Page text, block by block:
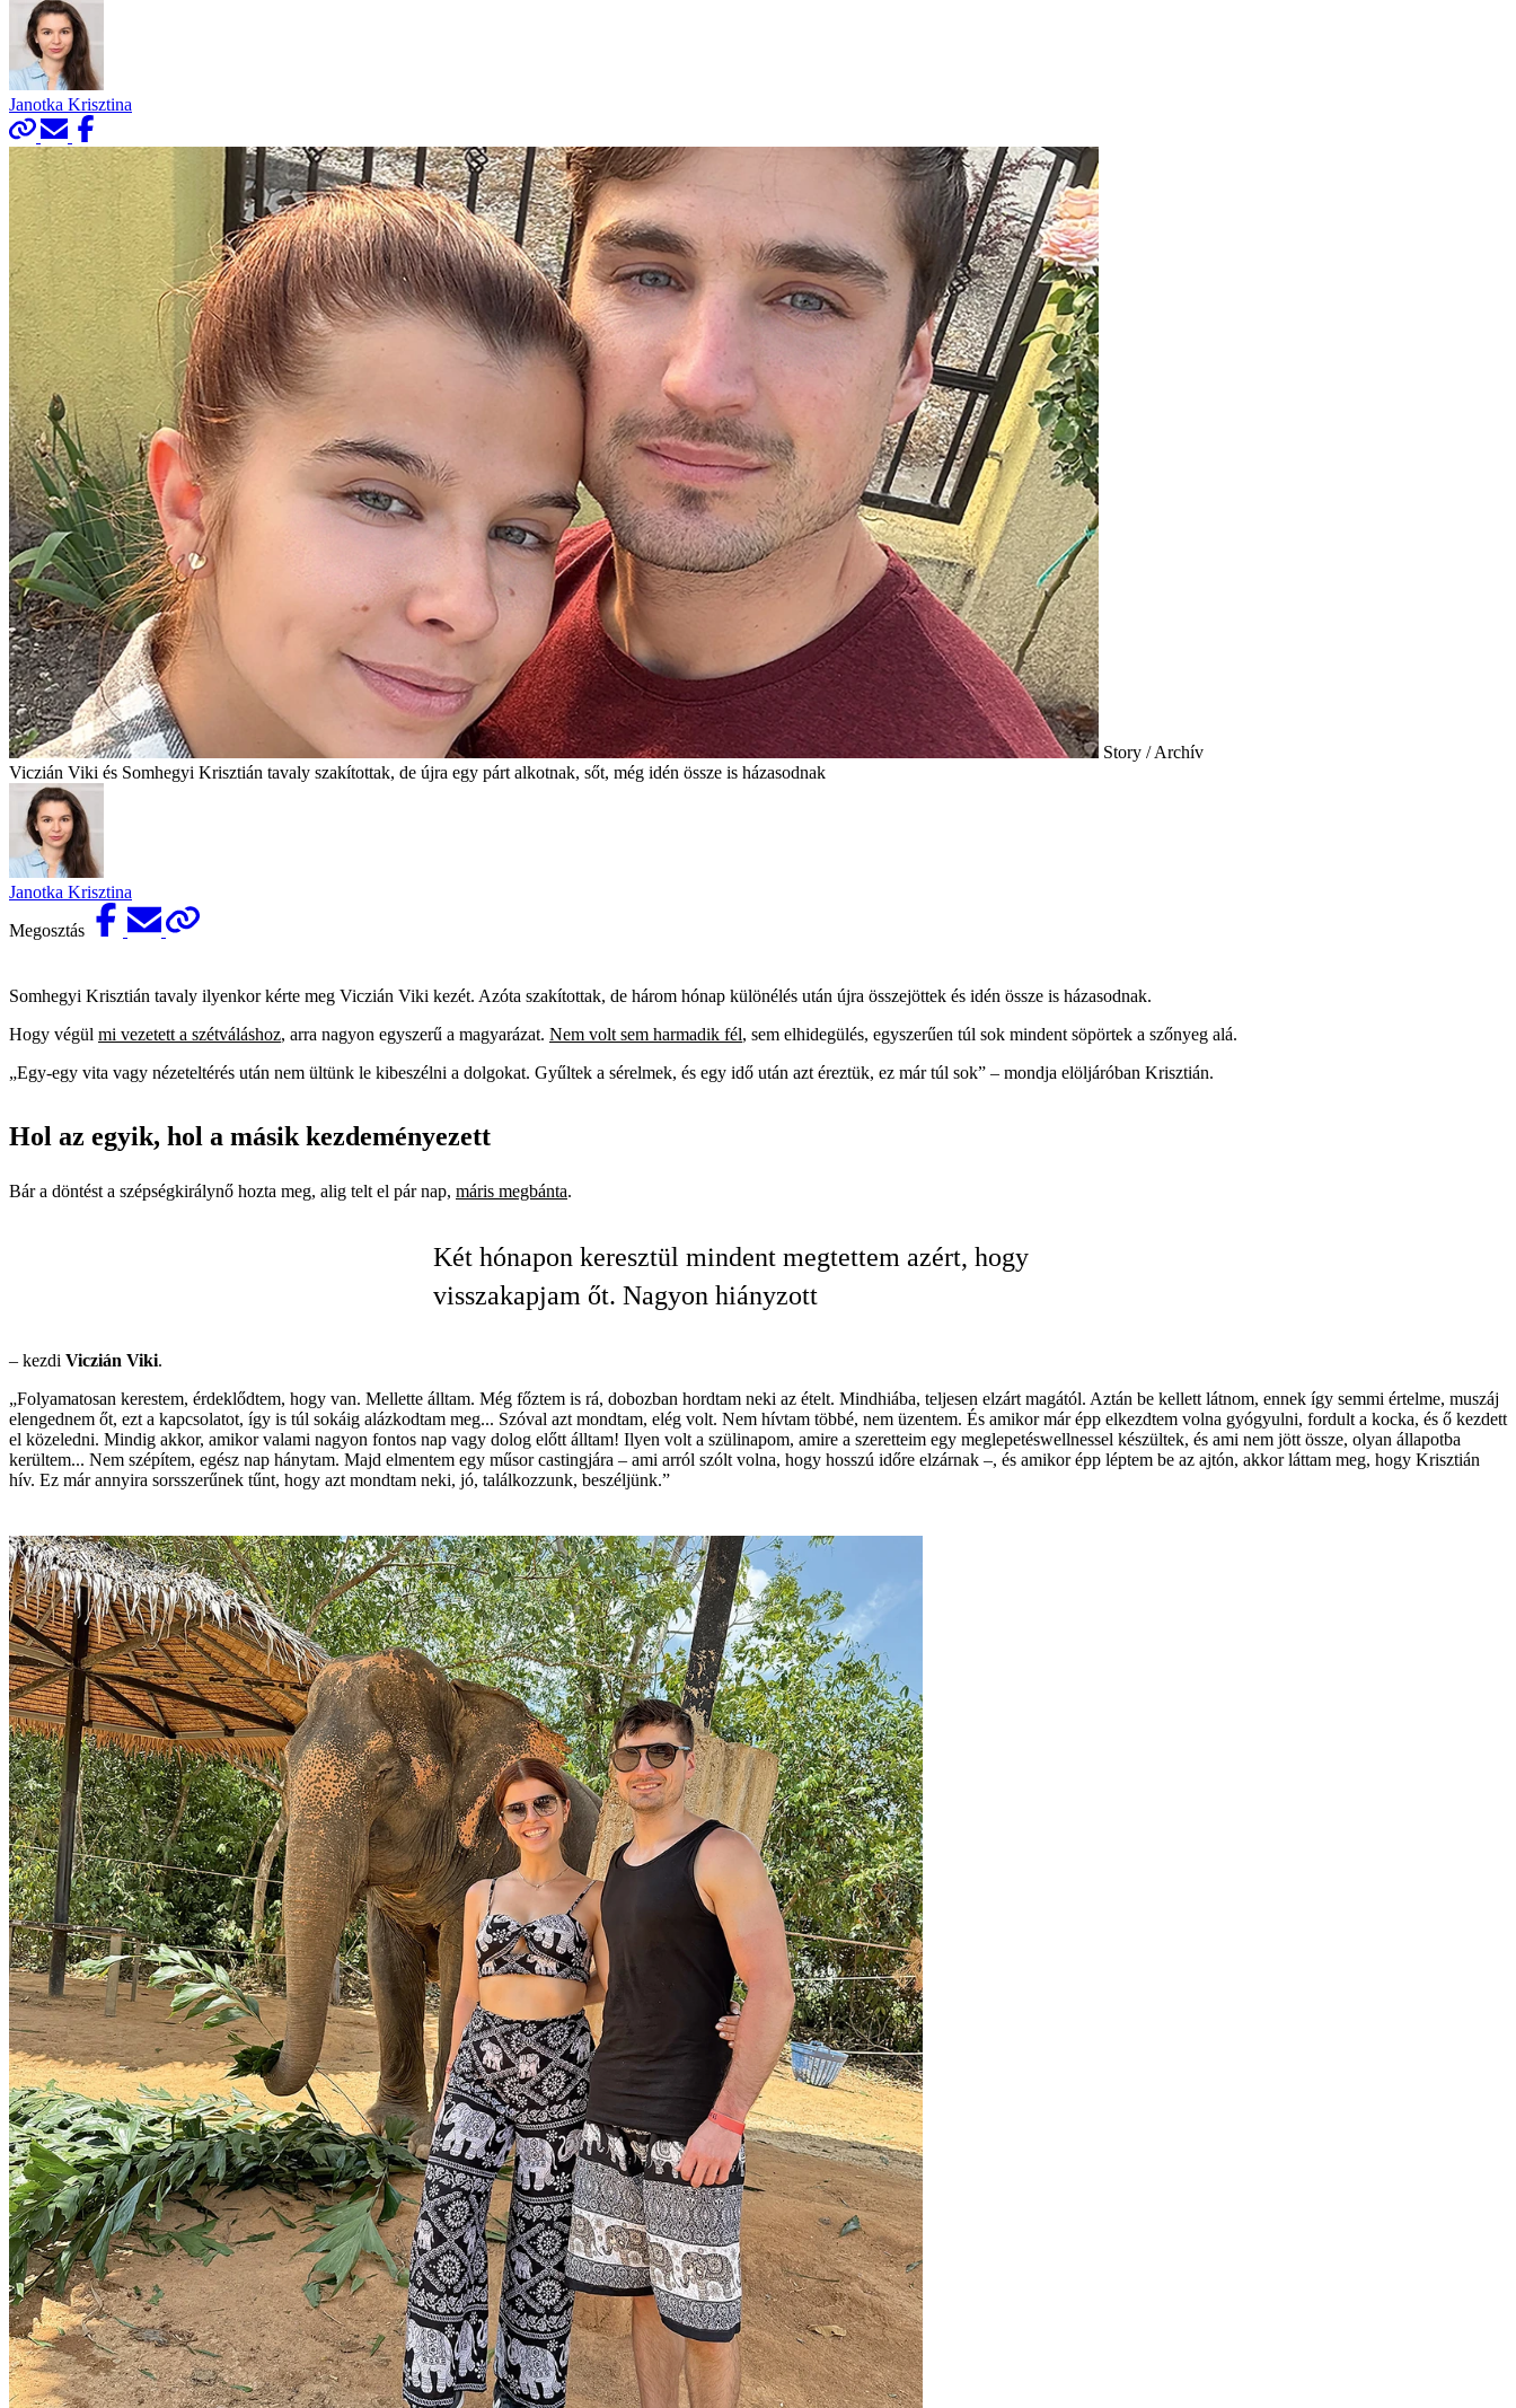
Janotka Krisztina
Story / Archív
Viczián Viki és Somhegyi Krisztián tavaly szakítottak, de újra egy párt alkotnak, sőt, még idén össze is házasodnak
Janotka Krisztina
Megosztás
Somhegyi Krisztián tavaly ilyenkor kérte meg Viczián Viki kezét. Azóta szakítottak, de három hónap különélés után újra összejöttek és idén össze is házasodnak.
Hogy végül mi vezetett a szétváláshoz, arra nagyon egyszerű a magyarázat. Nem volt sem harmadik fél, sem elhidegülés, egyszerűen túl sok mindent söpörtek a szőnyeg alá.
„Egy-egy vita vagy nézeteltérés után nem ültünk le kibeszélni a dolgokat. Gyűltek a sérelmek, és egy idő után azt éreztük, ez már túl sok” – mondja elöljáróban Krisztián.
Hol az egyik, hol a másik kezdeményezett
Bár a döntést a szépségkirálynő hozta meg, alig telt el pár nap, máris megbánta.
Két hónapon keresztül mindent megtettem azért, hogy
visszakapjam őt. Nagyon hiányzott
– kezdi Viczián Viki.
„Folyamatosan kerestem, érdeklődtem, hogy van. Mellette álltam. Még főztem is rá, dobozban hordtam neki az ételt. Mindhiába, teljesen elzárt magától. Aztán be kellett látnom, ennek így semmi értelme, muszáj
elengednem őt, ezt a kapcsolatot, így is túl sokáig alázkodtam meg... Szóval azt mondtam, elég volt. Nem hívtam többé, nem üzentem. És amikor már épp elkezdtem volna gyógyulni, fordult a kocka, és ő kezdett
el közeledni. Mindig akkor, amikor valami nagyon fontos nap vagy dolog előtt álltam! Ilyen volt a szülinapom, amire a szeretteim egy meglepetéswellnessel készültek, és ami nem jött össze, olyan állapotba
kerültem... Nem szépítem, egész nap hánytam. Majd elmentem egy műsor castingjára – ami arról szólt volna, hogy hosszú időre elzárnak –, és amikor épp léptem be az ajtón, akkor láttam meg, hogy Krisztián
hív. Ez már annyira sorsszerűnek tűnt, hogy azt mondtam neki, jó, találkozzunk, beszéljünk.”